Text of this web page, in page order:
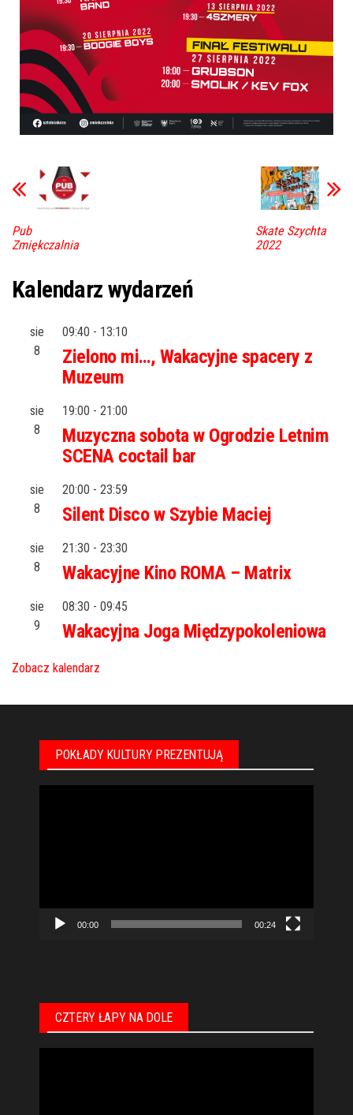
Pub
Zmiękczalnia
Skate Szychta
2022
Kalendarz wydarzeń
sie
8
09:40 - 13:10
Zielono mi…, Wakacyjne spacery z
Muzeum
sie
8
19:00 - 21:00
Muzyczna sobota w Ogrodzie Letnim
SCENA coctail bar
sie
8
20:00 - 23:59
Silent Disco w Szybie Maciej
sie
8
21:30 - 23:30
Wakacyjne Kino ROMA – Matrix
sie
9
08:30 - 09:45
Wakacyjna Joga Międzypokoleniowa
Zobacz kalendarz
POKŁADY KULTURY PREZENTUJĄ
00:00 00:24
CZTERY ŁAPY NA DOLE